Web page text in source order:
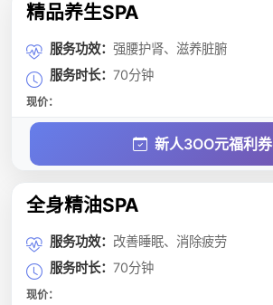
精品养生SPA
服务功效： 强腰护肾、滋养脏腑
服务时长： 70分钟
现价：
新人3OO元福利券
全身精油SPA
服务功效： 改善睡眠、消除疲劳
服务时长： 70分钟
现价：